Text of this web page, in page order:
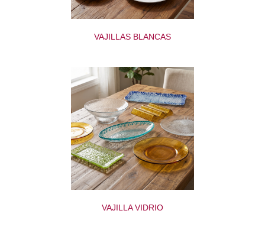
VAJILLAS BLANCAS
VAJILLA VIDRIO